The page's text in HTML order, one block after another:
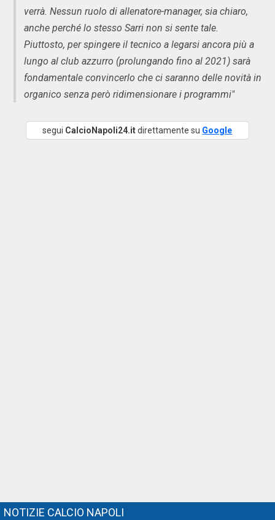
verrà. Nessun ruolo di allenatore-manager, sia chiaro,
anche perché lo stesso Sarri non si sente tale.
Piuttosto, per spingere il tecnico a legarsi ancora più a
lungo al club azzurro (prolungando fino al 2021) sarà
fondamentale convincerlo che ci saranno delle novità in
organico senza però ridimensionare i programmi"
segui CalcioNapoli24.itdirettamente su Google
NOTIZIE CALCIO NAPOLI